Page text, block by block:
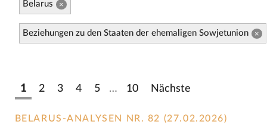
Belarus ×
Beziehungen zu den Staaten der ehemaligen Sowjetunion ×
1 2 3 4 5 … 10 Nächste
BELARUS-ANALYSEN NR. 82 (27.02.2026)